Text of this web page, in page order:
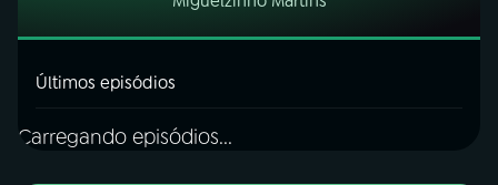
Últimos episódios
Carregando episódios...